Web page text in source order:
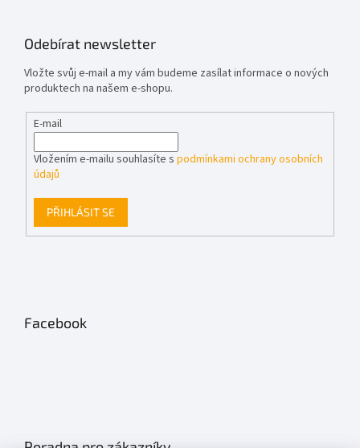
Odebírat newsletter
Vložte svůj e-mail a my vám budeme zasílat informace o nových
produktech na našem e-shopu.
E-mail
Vložením e-mailu souhlasíte s podmínkami ochrany osobních
údajů
PŘIHLÁSIT SE
Facebook